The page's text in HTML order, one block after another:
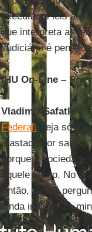
executa as leis
que interpreta as
Judiciário é
IHU On-Line –Por
Vladimir Safatle –
Federal.Veja só um
afastado por sabida
porque a sociedade
aquele cargo. No
Então, eu me
ainda indicar um
poder Legislativo?